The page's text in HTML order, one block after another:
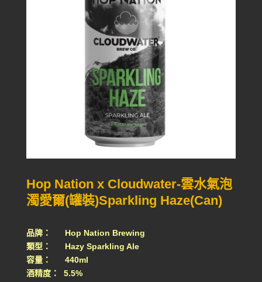
Hop Nation x Cloudwater-雲水氣泡
濁愛爾(罐裝)Sparkling Haze(Can)
品牌： Hop Nation Brewing
類型： Hazy Sparkling Ale
容量： 440ml
酒精度： 5.5%